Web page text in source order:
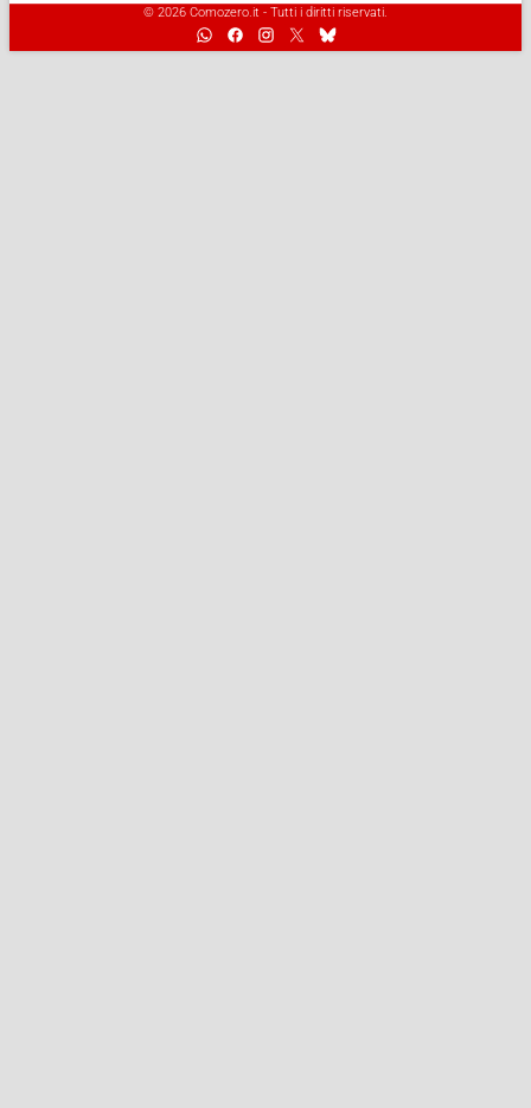
© 2026 Comozero.it - Tutti i diritti riservati.